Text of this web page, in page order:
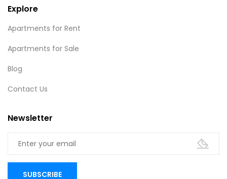
Explore
Apartments for Rent
Apartments for Sale
Blog
Contact Us
Newsletter